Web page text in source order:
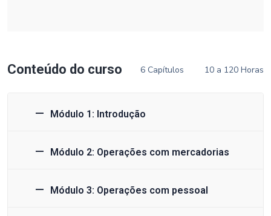
Conteúdo do curso 6 Capítulos 10 a 120 Horas
Módulo 1: Introdução
Módulo 2: Operações com mercadorias
Módulo 3: Operações com pessoal